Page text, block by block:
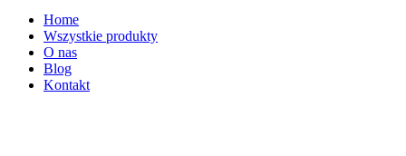
Home
Wszystkie produkty
O nas
Blog
Kontakt